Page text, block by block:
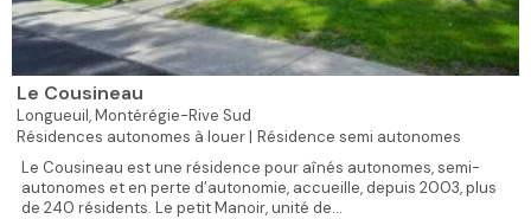
Le Cousineau
Longueuil,Montérégie-Rive Sud
Résidences autonomes à louer | Résidence semi autonomes
Le Cousineau est une résidence pour aînés autonomes, semi-
autonomes et en perte d’autonomie, accueille, depuis 2003, plus
de 240 résidents. Le petit Manoir, unité de...